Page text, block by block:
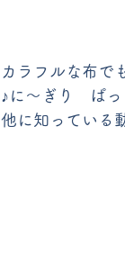
カラフルな布で
♪に～ぎり　ぱ
他に知っている